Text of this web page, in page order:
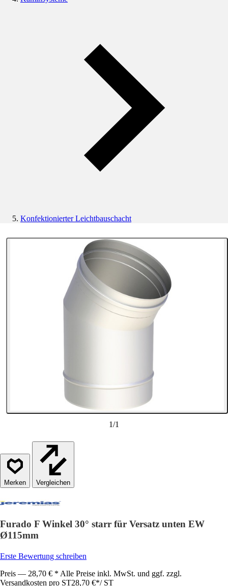
Konfektionierter Leichtbauschacht
1/1
Vergleichen
Furado F Winkel 30° starr für Versatz unten EW
Ø115mm
Erste Bewertung schreiben
Preis — 28,70 € * Alle Preise inkl. MwSt. und ggf. zzgl.
Versandkosten pro ST28,70 €*/ ST